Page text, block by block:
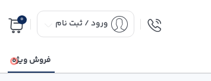
ورود / ثبت نام 0
فروش ویژه